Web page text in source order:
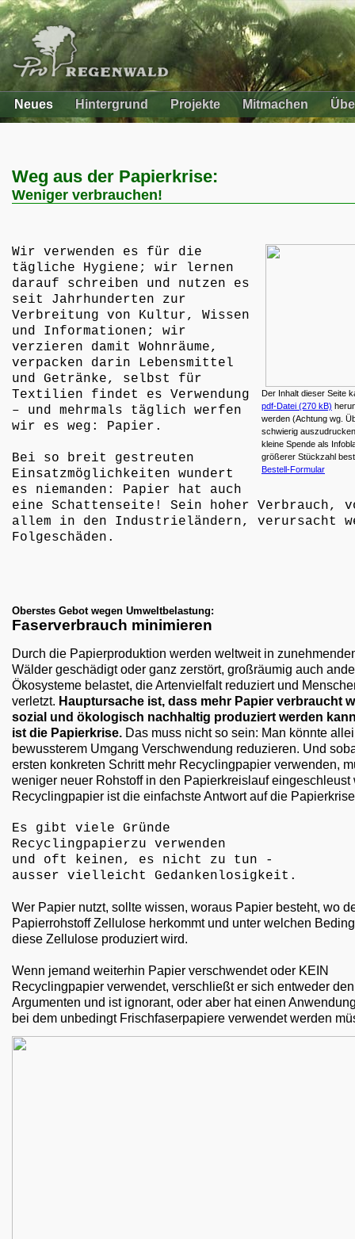
Neues Hintergrund Projekte Mitmachen
Weg aus der Papierkrise:
Weniger verbrauchen!
Der Inhalt dieser Seite
pdf-Datei (270 kB)
werden (Achtung wg.
schwierig
kleine Spende als
größerer Stückzahl
Bestell-Formular
Wir verwenden es für die
tägliche Hygiene; wir lernen
darauf schreiben und nutzen es
seit Jahrhunderten zur
Verbreitung von Kultur, Wissen
und Informationen; wir
verzieren damit Wohnräume,
verpacken darin Lebensmittel
und Getränke, selbst für
Textilien findet es Verwendung
– und mehrmals täglich werfen
wir es weg: Papier.
Bei so breit gestreuten
Einsatzmöglichkeiten wundert
es niemanden: Papier hat auch
eine Schattenseite! Sein hoher Verbrauch,
allem in den Industrieländern, verursacht
Folgeschäden.
Oberstes Gebot wegen Umweltbelastung:
Faserverbrauch minimieren
Durch die Papierproduktion werden weltweit in
Wälder geschädigt oder ganz zerstört, großräumig auch
Ökosysteme belastet, die Artenvielfalt reduziert und
verletzt. Hauptursache ist, dass mehr Papier verbraucht
sozial und ökologisch nachhaltig produziert werden
ist die Papierkrise. Das muss nicht so sein: Man könnte
bewussterem Umgang Verschwendung reduzieren. Und
ersten konkreten Schritt mehr Recyclingpapier verwenden,
weniger neuer Rohstoff in den Papierkreislauf eingeschleust
Recyclingpapier ist die einfachste Antwort auf die
Es gibt viele Gründe
Recyclingpapierzu verwenden
und oft keinen, es nicht zu tun -
ausser vielleicht Gedankenlosigkeit.
Wer Papier nutzt, sollte wissen, woraus Papier besteht, wo
Papierrohstoff Zellulose herkommt und unter welchen
diese Zellulose produziert wird.
Wenn jemand weiterhin Papier verschwendet oder KEIN
Recyclingpapier verwendet, verschließt er sich entweder den
Argumenten und ist ignorant, oder aber hat einen
bei dem unbedingt Frischfaserpapiere verwendet werden